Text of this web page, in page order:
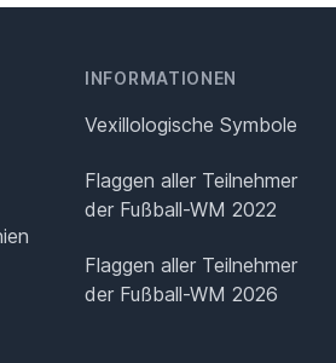
INFORMATIONEN
Vexillologische Symbole
Flaggen aller Teilnehmer
der Fußball-WM 2022
Flaggen aller Teilnehmer
der Fußball-WM 2026